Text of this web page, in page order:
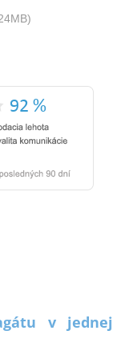
v jednej